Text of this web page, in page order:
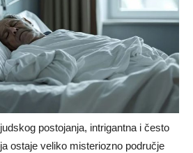
postojanja, intrigantna i često
ostaje veliko misteriozno područje